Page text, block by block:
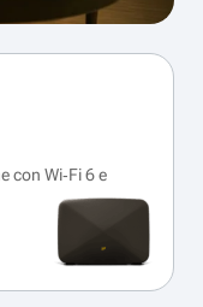
con Wi‑Fi 6 e